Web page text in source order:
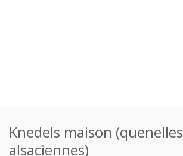
Catégories
Knedels maison (quenelles
alsaciennes)